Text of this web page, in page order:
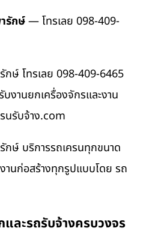
รักษ์— โทรเลย 098-409-
กษ์ โทรเลย 098-409-6465
งานยกเครื่องจักรและงาน
นรับจ้าง.com
กษ์ บริการรถเครนทุกขนาด
านก่อสร้างทุกรูปแบบโดย รถ
ละรถรับจ้างครบวงจร